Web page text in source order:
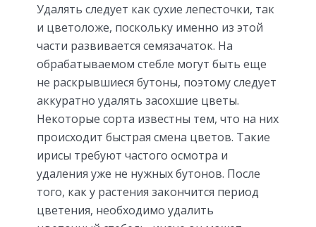
Удалять следует как сухие лепесточки, так
и цветоложе, поскольку именно из этой
части развивается семязачаток. На
обрабатываемом стебле могут быть еще
не раскрывшиеся бутоны, поэтому следует
аккуратно удалять засохшие цветы.
Некоторые сорта известны тем, что на них
происходит быстрая смена цветов. Такие
ирисы требуют частого осмотра и
удаления уже не нужных бутонов. После
того, как у растения закончится период
цветения, необходимо удалить